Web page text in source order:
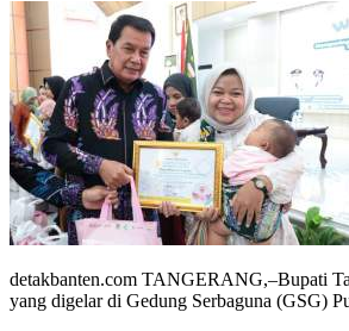
detakbanten.com TANGERANG,–Bupati
yang digelar di Gedung Serbaguna (GSG)